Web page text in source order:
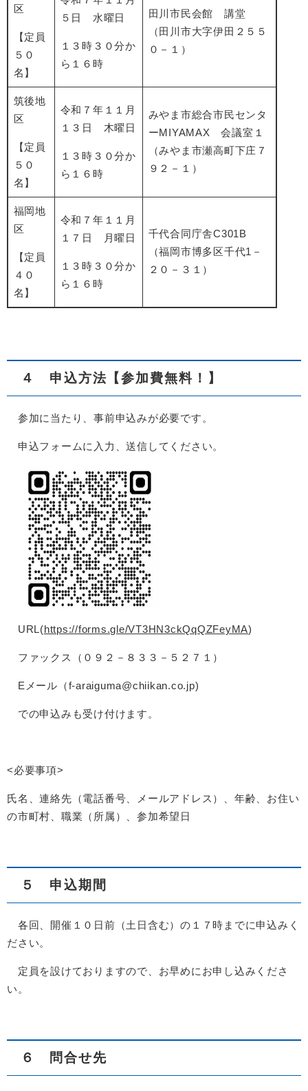
区
【定員
５０
名】
５日 水曜日
１３時３０分か
ら１６時
田川市民会館 講堂
（田川市大字伊田２５５
０－１）
筑後地
区
【定員
５０
名】
令和７年１１月
１３日 木曜日
１３時３０分か
ら１６時
みやま市総合市民センタ
ーMIYAMAX 会議室１
（みやま市瀬高町下庄７
９２－１）
福岡地
区
【定員
４０
名】
令和７年１１月
１７日 月曜日
１３時３０分か
ら１６時
千代合同庁舎C301B
（福岡市博多区千代1－
２０－３１）
４ 申込方法【参加費無料！】
参加に当たり、事前申込みが必要です。
申込フォームに入力、送信してください。
URL(https://forms.gle/VT3HN3ckQqQZFeyMA)
ファックス（０９２－８３３－５２７１）
Eメール（f-araiguma@chiikan.co.jp)
での申込みも受け付けます。
<必要事項>
氏名、連絡先（電話番号、メールアドレス）、年齢、お住い
の市町村、職業（所属）、参加希望日
５ 申込期間
各回、開催１０日前（土日含む）の１７時までに申込みく
ださい。
定員を設けておりますので、お早めにお申し込みくださ
い。
６ 問合せ先